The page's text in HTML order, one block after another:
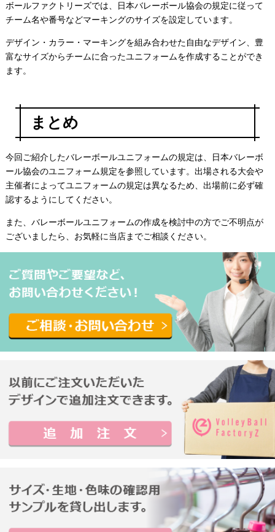
ボールファクトリーズでは、日本バレーボール協会の規定に従って
チーム名や番号などマーキングのサイズを設定しています。
デザイン・カラー・マーキングを組み合わせた自由なデザイン、豊
富なサイズからチームに合ったユニフォームを作成することができ
ます。
まとめ
今回ご紹介したバレーボールユニフォームの規定は、日本バレーボ
ール協会のユニフォーム規定を参照しています。出場される大会や
主催者によってユニフォームの規定は異なるため、出場前に必ず確
認するようにしてください。
また、バレーボールユニフォームの作成を検討中の方でご不明点が
ございましたら、お気軽に当店までご相談ください。